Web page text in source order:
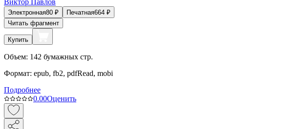
Электронная80 ₽ Печатная664 ₽
Читать фрагмент
Купить
Объем: 142 бумажных стр.
Формат: epub, fb2, pdfRead, mobi
Подробнее
0.00Оценить